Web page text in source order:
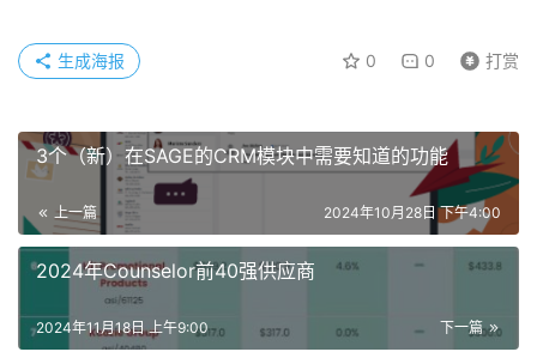
0 0 打赏
生成海报
3个（新）在SAGE的CRM模块中需要知道的功能
上一篇 2024年10月28日 下午4:00
2024年Counselor前40强供应商
下一篇
2024年11月18日 上午9:00